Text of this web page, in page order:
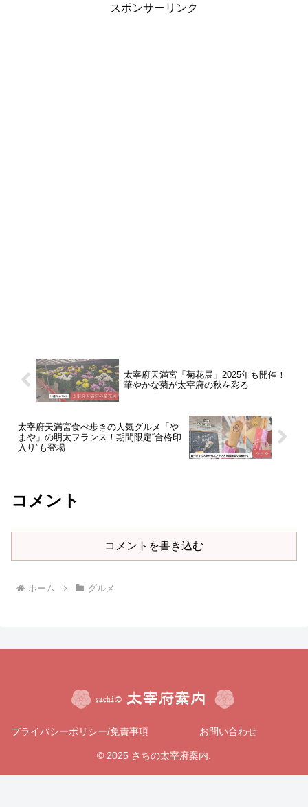
スポンサーリンク
太宰府天満宮「菊花展」2025年も開催！
華やかな菊が太宰府の秋を彩る
太宰府天満宮食べ歩きの人気グルメ「や
まや」の明太フランス！期間限定“合格印
入り”も登場
コメント
コメントを書き込む
ホーム グルメ
プライバシーポリシー/免責事項 お問い合わせ
© 2025 さちの太宰府案内.